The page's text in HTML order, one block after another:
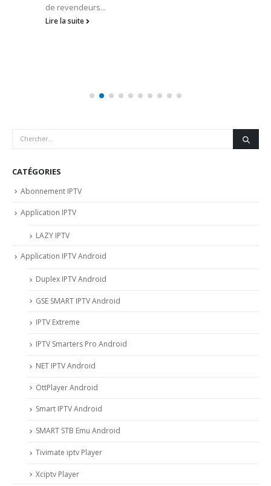
de revendeurs...
Lire la suite
CATÉGORIES
Abonnement IPTV
Application IPTV
LAZY IPTV
Application IPTV Android
Duplex IPTV Android
GSE SMART IPTV Android
IPTV Extreme
IPTV Smarters Pro Android
NET IPTV Android
OttPlayer Android
Smart IPTV Android
SMART STB Emu Android
Tivimate iptv Player
Xciptv Player